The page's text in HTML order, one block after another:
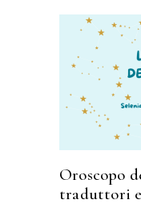
Oroscopo
traduttori